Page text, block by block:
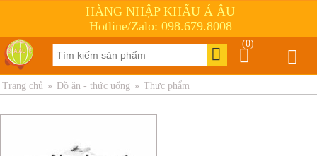
HÀNG NHẬP KHẨU Á ÂU
Hotline/Zalo: 098.679.8008
(0)
Trang chủ » Đồ ăn - thức uống » Thực phẩm